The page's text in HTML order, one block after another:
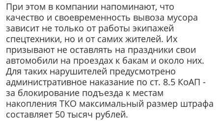
При этом в компании напоминают, что
качество и своевременность вывоза мусора
зависит не только от работы экипажей
спецтехники, но и от самих жителей. Их
призывают не оставлять на праздники свои
автомобили на проездах к бакам и около них.
Для таких нарушителей предусмотрено
административное наказание по ст. 8.5 КоАП -
за блокирование подъезда к местам
накопления ТКО максимальный размер штрафа
составляет 50 тысяч рублей.